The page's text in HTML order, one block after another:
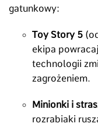
gatunkowy:
Toy Story 5
ekipa
technologii
zagrożeniem.
Minionki i
rozrabiaki